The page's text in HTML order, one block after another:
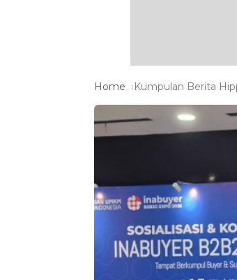
Home Kumpulan Berita